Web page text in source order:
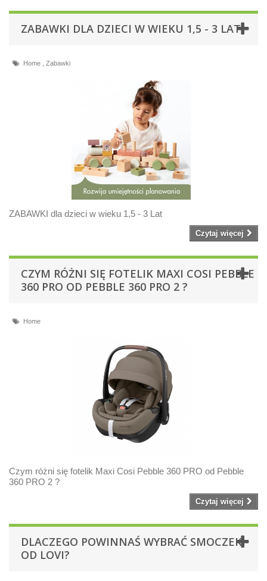
ZABAWKI DLA DZIECI W WIEKU 1,5 - 3 LAT
Home Zabawki
ZABAWKI dla dzieci w wieku 1,5 - 3 Lat
Czytaj więcej
CZYM RÓŻNI SIĘ FOTELIK MAXI COSI PEBBLE
360 PRO OD PEBBLE 360 PRO 2 ?
Home
Czym różni się fotelik Maxi Cosi Pebble 360 PRO od Pebble
360 PRO 2 ?
Czytaj więcej
DLACZEGO POWINNAŚ WYBRAĆ SMOCZEK
OD LOVI?